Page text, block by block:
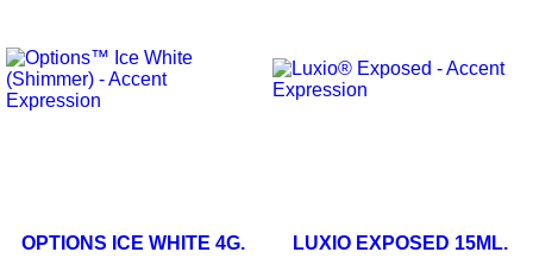
OPTIONS ICE WHITE 4G.
LUXIO EXPOSED 15ML.